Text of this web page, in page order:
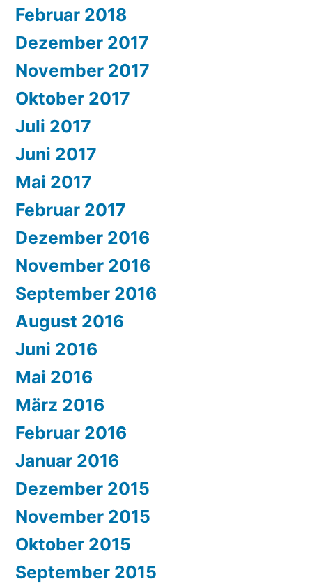
Februar 2018
Dezember 2017
November 2017
Oktober 2017
Juli 2017
Juni 2017
Mai 2017
Februar 2017
Dezember 2016
November 2016
September 2016
August 2016
Juni 2016
Mai 2016
März 2016
Februar 2016
Januar 2016
Dezember 2015
November 2015
Oktober 2015
September 2015